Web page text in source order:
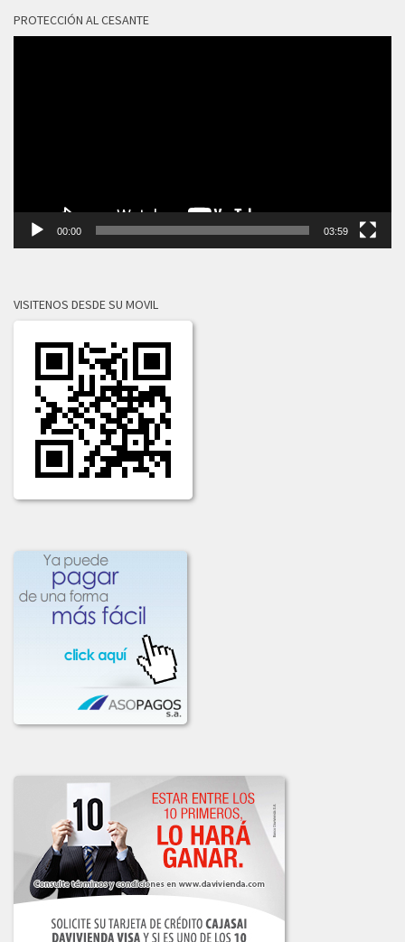
PROTECCIÓN AL CESANTE
00:00 03:59
VISITENOS DESDE SU MOVIL